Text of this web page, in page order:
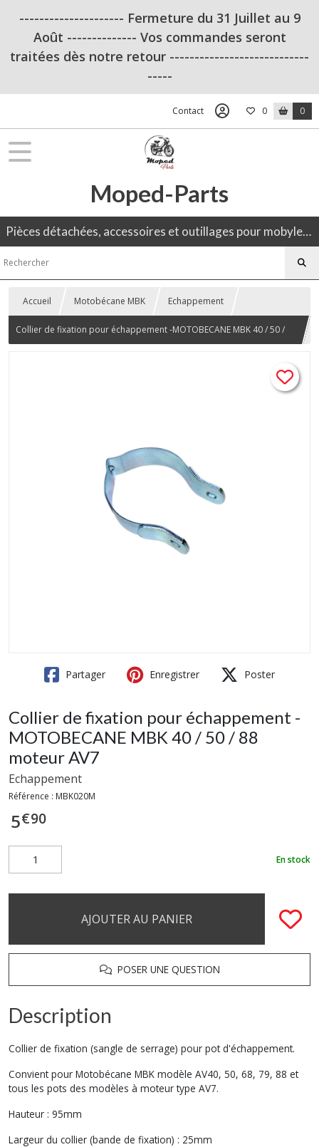
--------------------- Fermeture du 31 Juillet au 9
Août -------------- Vos commandes seront
traitées dès notre retour ----------------------------
-----
Contact 0 0
Moped-Parts
Pièces détachées, accessoires et outillages pour mobylette, 50CC, moto ancienne.
Accueil Motobécane MBK Echappement
Collier de fixation pour échappement -MOTOBECANE MBK 40 / 50 /
Partager Enregistrer Poster
Collier de fixation pour échappement -
MOTOBECANE MBK 40 / 50 / 88
moteur AV7
Echappement
Référence : MBK020M
5€90
En stock
AJOUTER AU PANIER
POSER UNE QUESTION
Description
Collier de fixation (sangle de serrage) pour pot d'échappement.
Convient pour Motobécane MBK modèle AV40, 50, 68, 79, 88 et
tous les pots des modèles à moteur type AV7.
Hauteur : 95mm
Largeur du collier (bande de fixation) : 25mm